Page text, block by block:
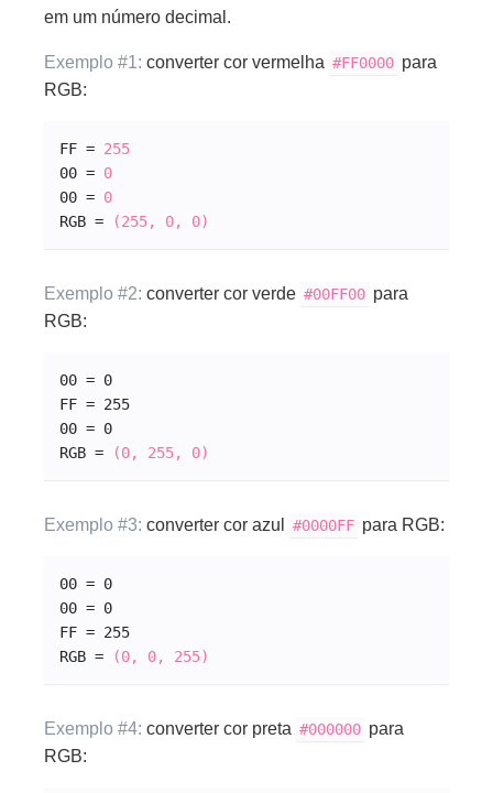
em um número decimal.
Exemplo #1: converter cor vermelha #FF0000 para
RGB:
FF = 255
00 = 0
00 = 0
RGB =
(255, 0, 0)
Exemplo #2: converter cor verde #00FF00 para
RGB:
00 = 0
FF = 255
00 = 0
RGB =
(0, 255, 0)
Exemplo #3: converter cor azul #0000FF para RGB:
00 = 0
00 = 0
FF = 255
RGB =
(0, 0, 255)
Exemplo #4: converter cor preta #000000 para
RGB: